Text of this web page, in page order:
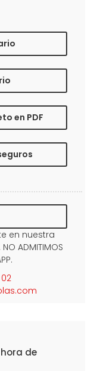
en PDF
en nuestra
ADMITIMOS
de